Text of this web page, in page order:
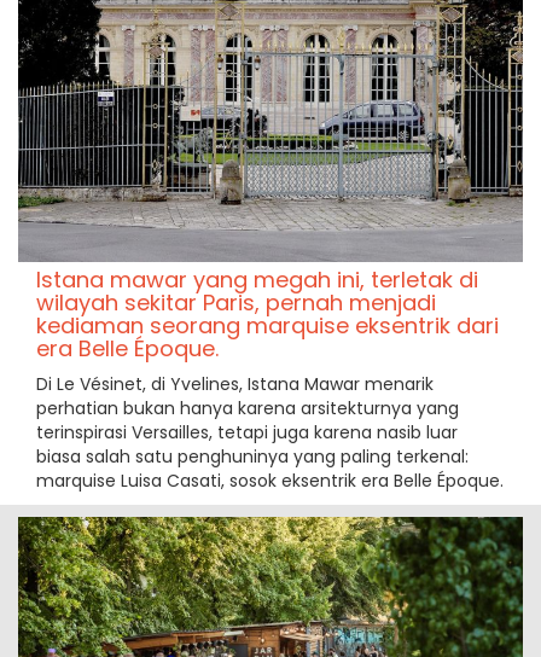
Istana mawar yang megah ini, terletak di
wilayah sekitar Paris, pernah menjadi
kediaman seorang marquise eksentrik dari
era Belle Époque.
Di Le Vésinet, di Yvelines, Istana Mawar menarik
perhatian bukan hanya karena arsitekturnya yang
terinspirasi Versailles, tetapi juga karena nasib luar
biasa salah satu penghuninya yang paling terkenal:
marquise Luisa Casati, sosok eksentrik era Belle Époque.